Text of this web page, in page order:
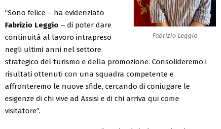
Fabrizio Leggio
“Sono felice – ha evidenziato
Fabrizio Leggio – di poter dare
continuità al lavoro intrapreso
negli ultimi anni nel settore
strategico del turismo e della promozione. Consolideremo i
risultati ottenuti con una squadra competente e
affronteremo le nuove sfide, cercando di coniugare le
esigenze di chi vive ad Assisi e di chi arriva qui come
visitatore”.